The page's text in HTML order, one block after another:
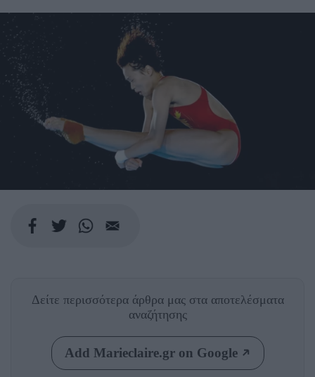
Δείτε περισσότερα άρθρα μας στα αποτελέσματα
αναζήτησης
Add Marieclaire.gr on Google